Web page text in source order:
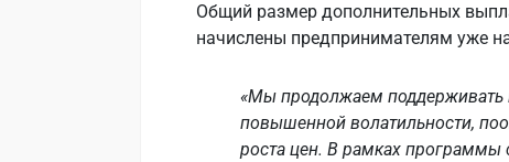
Общий размер дополнительных
начислены предпринимателям уже
«Мы продолжаем поддерживать
повышенной волатильности,
роста цен. В рамках программы